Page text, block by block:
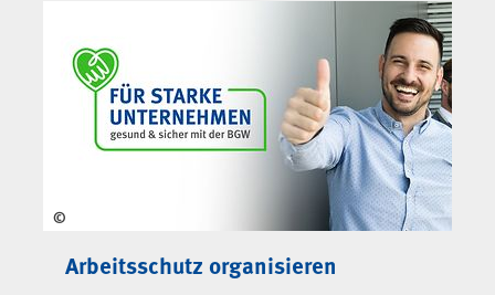
©
Arbeitsschutz organisieren